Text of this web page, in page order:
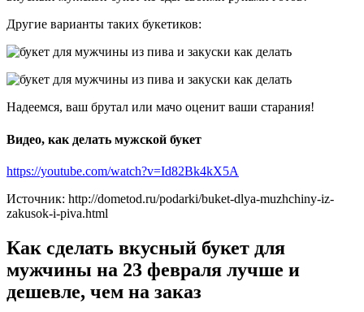
Другие варианты таких букетиков:
Надеемся, ваш брутал или мачо оценит ваши старания!
Видео, как делать мужской букет
https://youtube.com/watch?v=Id82Bk4kX5A
Источник: http://dometod.ru/podarki/buket-dlya-muzhchiny-iz-
zakusok-i-piva.html
Как сделать вкусный букет для
мужчины на 23 февраля лучше и
дешевле, чем на заказ